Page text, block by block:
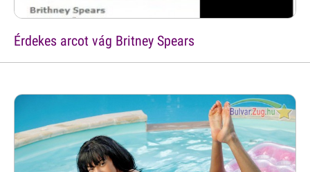
Érdekes arcot vág Britney Spears